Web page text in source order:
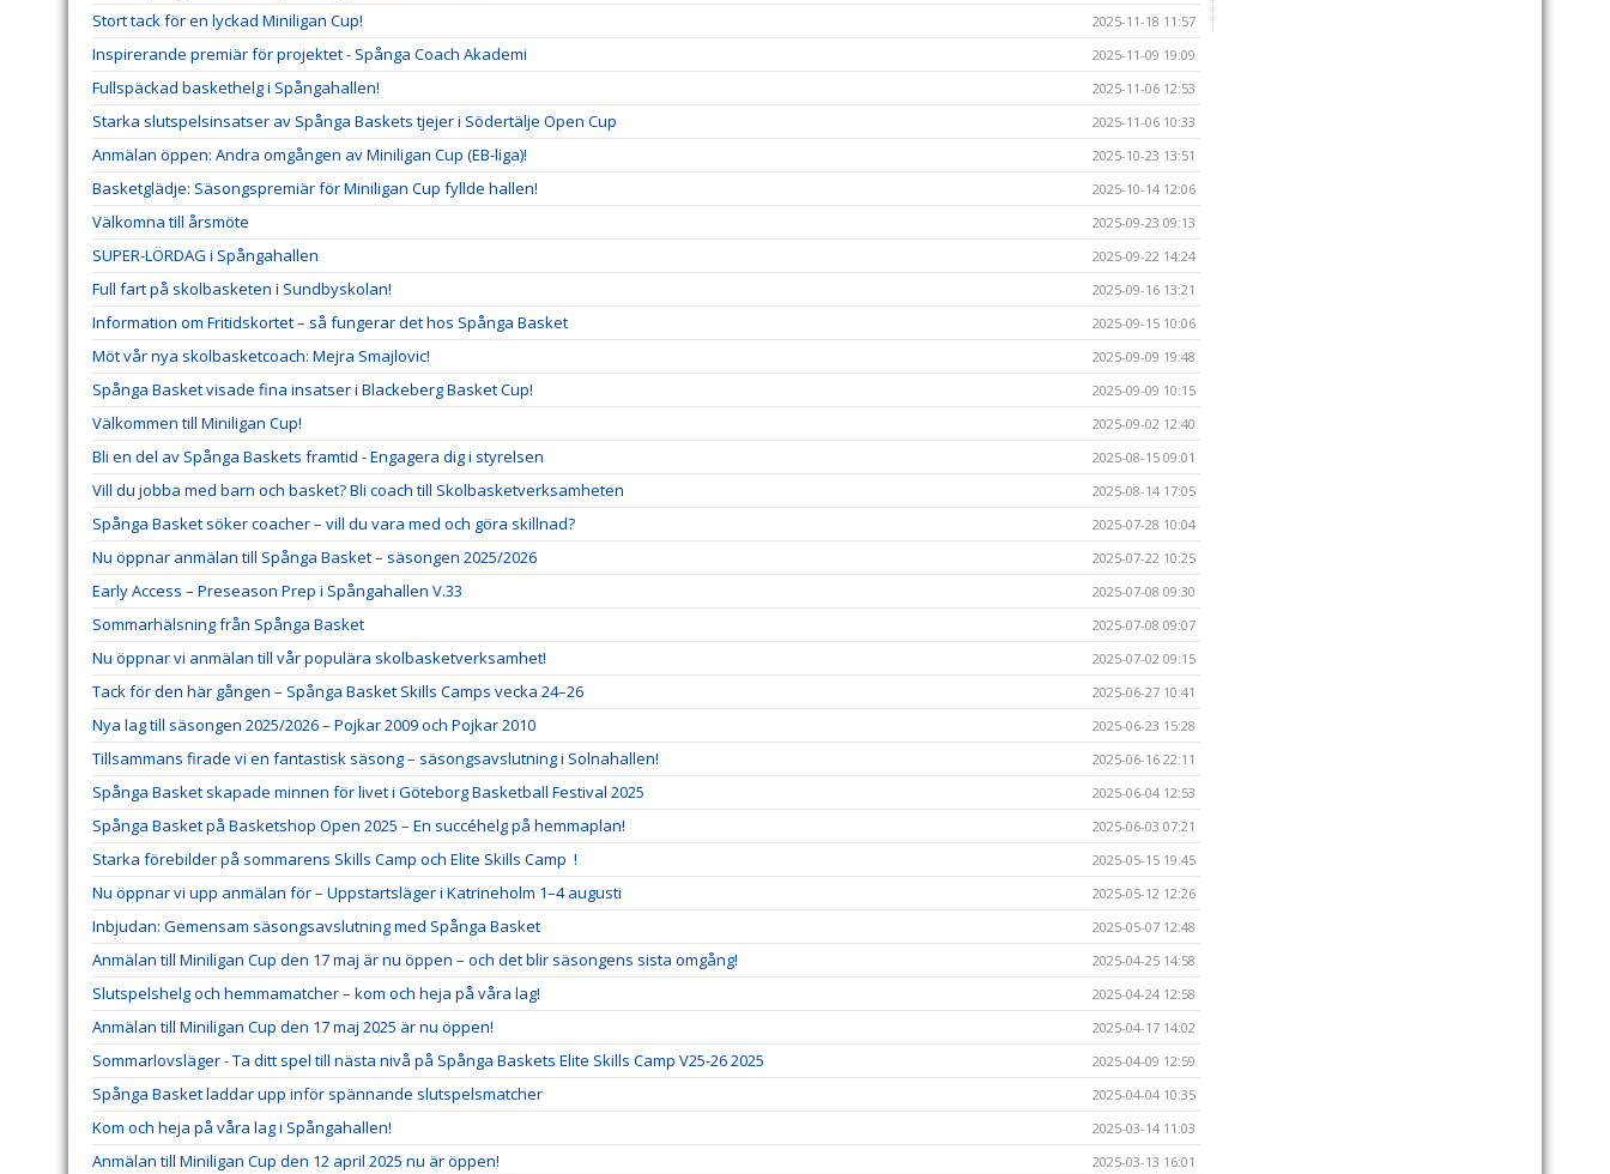
Stort tack för en lyckad Miniligan Cup! 2025-11-18 11:57
Inspirerande premiär för projektet - Spånga Coach Akademi 2025-11-09 19:09
Fullspäckad baskethelg i Spångahallen! 2025-11-06 12:53
Starka slutspelsinsatser av Spånga Baskets tjejer i Södertälje Open Cup 2025-11-06 10:33
Anmälan öppen: Andra omgången av Miniligan Cup (EB-liga)! 2025-10-23 13:51
Basketglädje: Säsongspremiär för Miniligan Cup fyllde hallen! 2025-10-14 12:06
Välkomna till årsmöte 2025-09-23 09:13
SUPER-LÖRDAG i Spångahallen 2025-09-22 14:24
Full fart på skolbasketen i Sundbyskolan! 2025-09-16 13:21
Information om Fritidskortet – så fungerar det hos Spånga Basket 2025-09-15 10:06
Möt vår nya skolbasketcoach: Mejra Smajlovic! 2025-09-09 19:48
Spånga Basket visade fina insatser i Blackeberg Basket Cup! 2025-09-09 10:15
Välkommen till Miniligan Cup! 2025-09-02 12:40
Bli en del av Spånga Baskets framtid - Engagera dig i styrelsen 2025-08-15 09:01
Vill du jobba med barn och basket? Bli coach till Skolbasketverksamheten 2025-08-14 17:05
Spånga Basket söker coacher – vill du vara med och göra skillnad? 2025-07-28 10:04
Nu öppnar anmälan till Spånga Basket – säsongen 2025/2026 2025-07-22 10:25
Early Access – Preseason Prep i Spångahallen V.33 2025-07-08 09:30
Sommarhälsning från Spånga Basket 2025-07-08 09:07
Nu öppnar vi anmälan till vår populära skolbasketverksamhet! 2025-07-02 09:15
Tack för den här gången – Spånga Basket Skills Camps vecka 24–26 2025-06-27 10:41
Nya lag till säsongen 2025/2026 – Pojkar 2009 och Pojkar 2010 2025-06-23 15:28
Tillsammans firade vi en fantastisk säsong – säsongsavslutning i Solnahallen! 2025-06-16 22:11
Spånga Basket skapade minnen för livet i Göteborg Basketball Festival 2025 2025-06-04 12:53
Spånga Basket på Basketshop Open 2025 – En succéhelg på hemmaplan! 2025-06-03 07:21
Starka förebilder på sommarens Skills Camp och Elite Skills Camp ! 2025-05-15 19:45
Nu öppnar vi upp anmälan för – Uppstartsläger i Katrineholm 1–4 augusti 2025-05-12 12:26
Inbjudan: Gemensam säsongsavslutning med Spånga Basket 2025-05-07 12:48
Anmälan till Miniligan Cup den 17 maj är nu öppen – och det blir säsongens sista omgång! 2025-04-25 14:58
Slutspelshelg och hemmamatcher – kom och heja på våra lag! 2025-04-24 12:58
Anmälan till Miniligan Cup den 17 maj 2025 är nu öppen! 2025-04-17 14:02
Sommarlovsläger - Ta ditt spel till nästa nivå på Spånga Baskets Elite Skills Camp V25-26 2025 2025-04-09 12:59
Spånga Basket laddar upp inför spännande slutspelsmatcher 2025-04-04 10:35
Kom och heja på våra lag i Spångahallen! 2025-03-14 11:03
Anmälan till Miniligan Cup den 12 april 2025 nu är öppen! 2025-03-13 16:01